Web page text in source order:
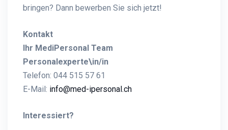
bringen? Dann bewerben Sie sich jetzt!
Kontakt
Ihr MediPersonal Team
Personalexperte\in/in
Telefon: 044 515 57 61
E-Mail: info@med-ipersonal.ch
Interessiert?